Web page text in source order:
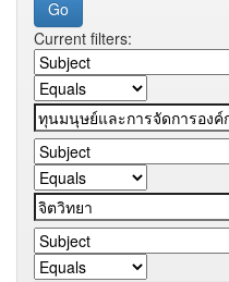
Current filters: